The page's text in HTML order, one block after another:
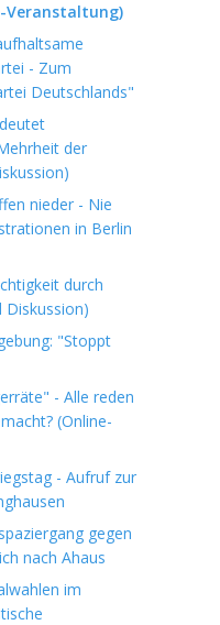
Veranstaltung)
- Zum
Deutschlands"
der
nieder - Nie
in Berlin
durch
Diskussion)
"Stoppt
- Alle reden
(Online-
- Aufruf zur
gegen
nach Ahaus
im